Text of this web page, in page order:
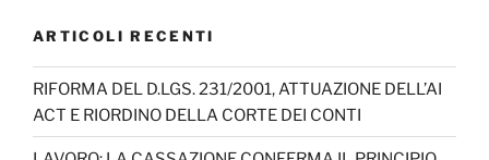
c
e
b
o
a
gr
a
m
T
o
k
k
e
dI
n
er
T
u
b
ARTICOLI RECENTI
RIFORMA DEL D.LGS. 231/2001, ATTUAZIONE DELL’AI
ACT E RIORDINO DELLA CORTE DEI CONTI